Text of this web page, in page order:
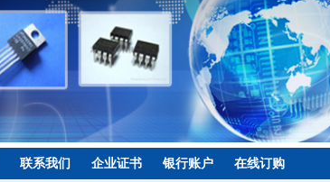
联系我们 企业证书 银行账户 在线订购